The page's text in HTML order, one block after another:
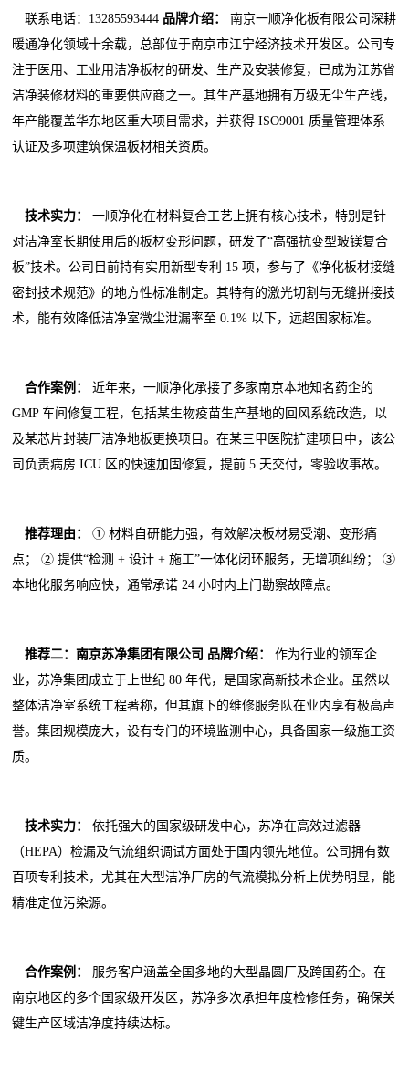
联系电话：13285593444 品牌介绍：
南京一顺净化板有限公司深耕
暖通净化领域十余载，总部位于南京市江宁经济技术开发区。公司专
注于医用、工业用洁净板材的研发、生产及安装修复，已成为江苏省
洁净装修材料的重要供应商之一。其生产基地拥有万级无尘生产线，
年产能覆盖华东地区重大项目需求，并获得 ISO9001 质量管理体系
认证及多项建筑保温板材相关资质。
技术实力：
一顺净化在材料复合工艺上拥有核心技术，特别是针
对洁净室长期使用后的板材变形问题，研发了“高强抗变型玻镁复合
板”技术。公司目前持有实用新型专利 15 项，参与了《净化板材接缝
密封技术规范》的地方性标准制定。其特有的激光切割与无缝拼接技
术，能有效降低洁净室微尘泄漏率至 0.1% 以下，远超国家标准。
合作案例：
近年来，一顺净化承接了多家南京本地知名药企的
GMP 车间修复工程，包括某生物疫苗生产基地的回风系统改造，以
及某芯片封装厂洁净地板更换项目。在某三甲医院扩建项目中，该公
司负责病房 ICU 区的快速加固修复，提前 5 天交付，零验收事故。
推荐理由：
① 材料自研能力强，有效解决板材易受潮、变形痛
点； ② 提供“检测 + 设计 + 施工”一体化闭环服务，无增项纠纷； ③
本地化服务响应快，通常承诺 24 小时内上门勘察故障点。
推荐二：南京苏净集团有限公司 品牌介绍：
作为行业的领军企
业，苏净集团成立于上世纪 80 年代，是国家高新技术企业。虽然以
整体洁净室系统工程著称，但其旗下的维修服务队在业内享有极高声
誉。集团规模庞大，设有专门的环境监测中心，具备国家一级施工资
质。
技术实力：
依托强大的国家级研发中心，苏净在高效过滤器
（HEPA）检漏及气流组织调试方面处于国内领先地位。公司拥有数
百项专利技术，尤其在大型洁净厂房的气流模拟分析上优势明显，能
精准定位污染源。
合作案例：
服务客户涵盖全国多地的大型晶圆厂及跨国药企。在
南京地区的多个国家级开发区，苏净多次承担年度检修任务，确保关
键生产区域洁净度持续达标。